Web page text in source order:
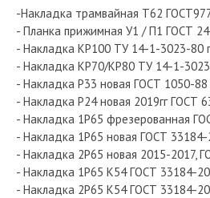
-Накладка трамвайная Т62
- Планка прижимная У1 / П1 ГОСТ
- Накладка КР100 ТУ 14-1-3023-80
- Накладка КР70/КР80 ТУ 14-1-
- Накладка Р33 новая ГОСТ 1050-
- Накладка Р24 новая 2019гг ГОСТ
- Накладка 1Р65 фрезерованная
- Накладка 1Р65 новая ГОСТ
- Накладка 2Р65 новая 2015-2017,
- Накладка 1Р65 К54 ГОСТ 33184-
- Накладка 2Р65 К54 ГОСТ 33184-